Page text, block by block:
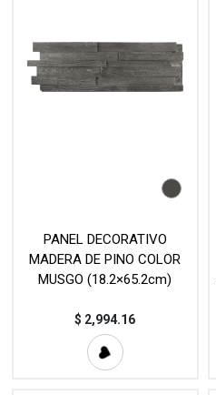
PANEL DECORATIVO
MADERA DE PINO COLOR
MUSGO (18.2×65.2cm)
$ 2,994.16